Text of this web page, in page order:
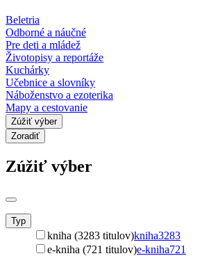
Beletria
Odborné a náučné
Pre deti a mládež
Životopisy a reportáže
Kuchárky
Učebnice a slovníky
Náboženstvo a ezoterika
Mapy a cestovanie
Zúžiť výber
Zoradiť
Zúžiť výber
Typ
kniha (3283 titulov)kniha3283
e-kniha (721 titulov)e-kniha721